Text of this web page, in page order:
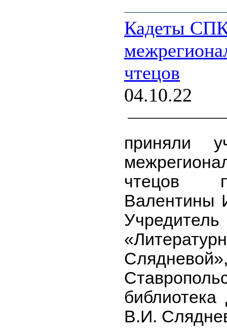
Кадеты
чтецов
04.10.22
приняли
чтецов
Валентины
В.И.